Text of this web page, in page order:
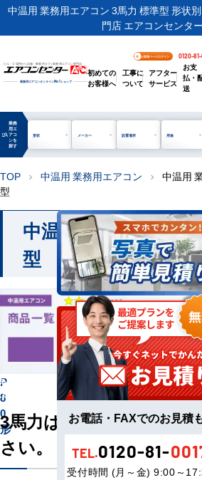
中温用 業務用エアコン 3馬力 標準型 形状
門店 エアコンセンタ
ビル・工場用から店舗・事務所まで | 業務用エアコン専門店
業務用エアコンオンラインNo.1ショップ
お客様ページログイン 0120-81-
初めての
お客様へ
工事に
ついて
アフター
サービス
お支
払・
送
manage_search
業務
用エ
アコ
ンを
探す
形状 メーカー 設置場所 用途
TOP chevron_right 中温用 業務用エアコン chevron_right
中温用
型
中温用 3馬力 業務用
型
P
8
0
形
3馬力は下記3種ございま
さい。
お電話・FAXでのお見積
TEL.0120-81-
受付時間 (月～金) 9:00～